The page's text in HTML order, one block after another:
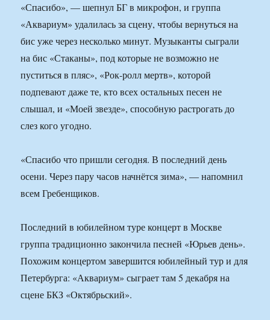
«Спасибо», — шепнул БГ в микрофон, и группа
«Аквариум» удалилась за сцену, чтобы вернуться на
бис уже через несколько минут. Музыканты сыграли
на бис «Стаканы», под которые не возможно не
пуститься в пляс», «Рок-ролл мертв», которой
подпевают даже те, кто всех остальных песен не
слышал, и «Моей звезде», способную растрогать до
слез кого угодно.
«Спасибо что пришли сегодня. В последний день
осени. Через пару часов начнётся зима», — напомнил
всем Гребенщиков.
Последний в юбилейном туре концерт в Москве
группа традиционно закончила песней «Юрьев день».
Похожим концертом завершится юбилейный тур и для
Петербурга: «Аквариум» сыграет там 5 декабря на
сцене БКЗ «Октябрьский».